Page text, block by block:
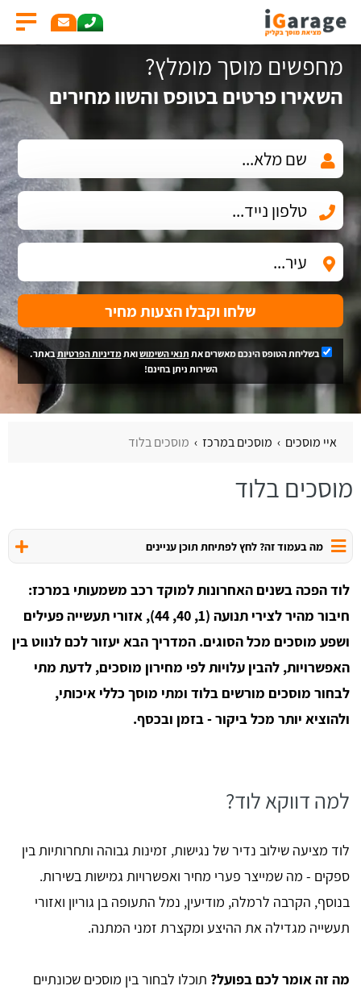
מחפשים מוסך מומלץ?
השאירו פרטים בטופס והשוו מחירים
שלחו וקבלו הצעות מחיר
בשליחת הטופס הינכם מאשרים את תנאי השימושואתמדיניות הפרטיותבאתר.
השירות ניתן בחינם!
איי מוסכים מוסכים במרכז מוסכים בלוד
מוסכים בלוד
מה בעמוד זה? לחץ לפתיחת תוכן עניינים
לוד הפכה בשנים האחרונות למוקד רכב משמעותי במרכז:
חיבור מהיר לצירי תנועה (1, 40, 44), אזורי תעשייה פעילים
ושפע מוסכים מכל הסוגים. המדריך הבא יעזור לכם לנווט בין
האפשרויות, להבין עלויות לפי מחירון מוסכים, לדעת מתי
לבחור מוסכים מורשים בלוד ומתי מוסך כללי איכותי,
ולהוציא יותר מכל ביקור - בזמן ובכסף.
למה דווקא לוד?
לוד מציעה שילוב נדיר של נגישות, זמינות גבוהה ותחרותיות בין
ספקים - מה שמייצר פערי מחיר ואפשרויות גמישות בשירות.
בנוסף, הקרבה לרמלה, מודיעין, נמל התעופה בן גוריון ואזורי
תעשייה מגדילה את ההיצע ומקצרת זמני המתנה.
מה זה אומר לכם בפועל? תוכלו לבחור בין מוסכים שכונתיים